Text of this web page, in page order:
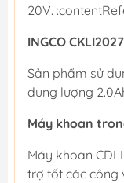
20V.
INGCO
Sản phẩm sử
dung lượng
Máy khoan
Máy khoan
trợ tốt các công